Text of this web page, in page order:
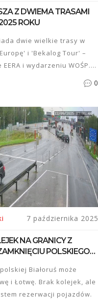
Z DWIEMA TRASAMI
ROKU
dwie wielkie trasy w
i 'Bekalog Tour' –
i wydarzeniu WOŚP.
album i specjalną oprawę
0
7 października 2025
NA GRANICY Z
POLSKIEGO
Białoruś może
i Łotwę. Brak kolejek, ale
rezerwacji pojazdów.